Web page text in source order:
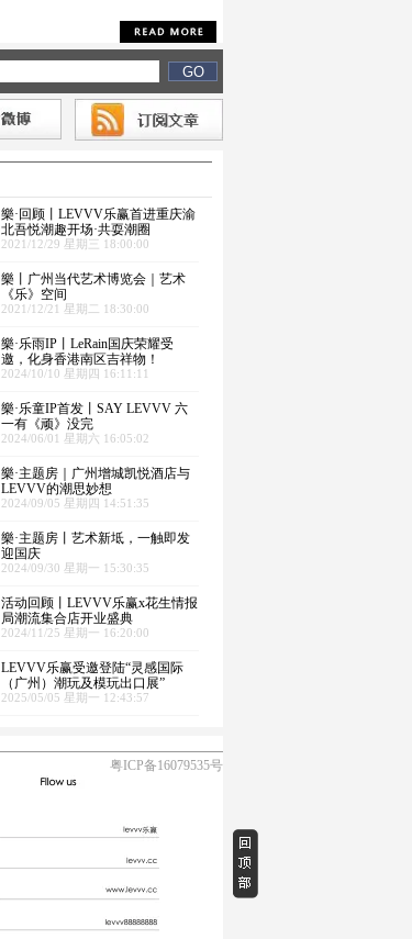
樂·回顾丨LEVVV乐赢首进重庆渝
北吾悦潮趣开场·共耍潮圈
2021/12/29 星期三 18:00:00
樂丨广州当代艺术博览会｜艺术
《乐》空间
2021/12/21 星期二 18:30:00
樂·乐雨IP丨LeRain国庆荣耀受
邀，化身香港南区吉祥物！
2024/10/10 星期四 16:11:11
樂·乐童IP首发丨SAY LEVVV 六
一有《顽》没完
2024/06/01 星期六 16:05:02
樂·主题房｜广州增城凯悦酒店与
LEVVV的潮思妙想
2024/09/05 星期四 14:51:35
樂·主题房丨艺术新坻，一触即发
迎国庆
2024/09/30 星期一 15:30:35
活动回顾丨LEVVV乐赢x花生情报
局潮流集合店开业盛典
2024/11/25 星期一 16:20:00
LEVVV乐赢受邀登陆“灵感国际
（广州）潮玩及模玩出口展”
2025/05/05 星期一 12:43:57
粤ICP备16079535号